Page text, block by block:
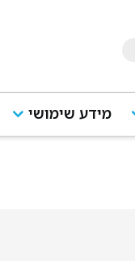
מידע שימושי